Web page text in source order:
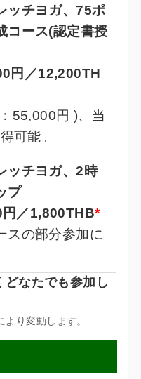
ッチヨガ、75ポ
コース(認定書授
円／12,200TH
55,000円 )、当
可能。
ッチヨガ、2時
プ
／1,800THB*
スの部分参加に
なたでも参加し
り変動します。